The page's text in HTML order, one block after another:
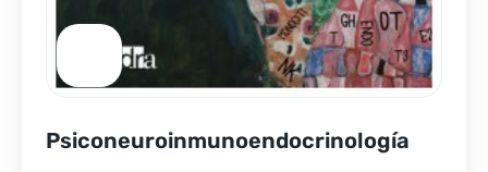
Psiconeuroinmunoendocrinología